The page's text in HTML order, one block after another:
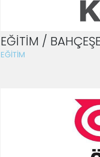
EĞİTİM /
EĞİTİM